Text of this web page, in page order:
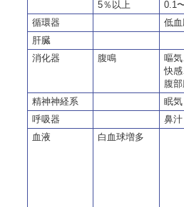
5％以上 0.1
循環器
低
肝臓
消化器
腹鳴
嘔
快感
腹
精神神経系 眠気
呼吸器
鼻汁
血液
白血球増多